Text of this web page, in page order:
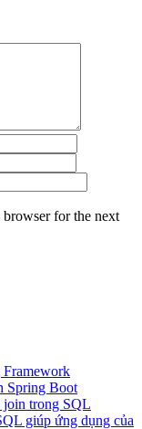
browser for the next
Framework
Spring Boot
join trong SQL
giúp ứng dụng của